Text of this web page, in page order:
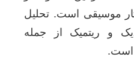
موسیقی است. تحلیل
و ریتمیک از جمله
است.